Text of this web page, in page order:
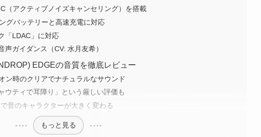
（アクティブノイズキャンセリング）を搭載
グバッテリーと高速充電に対応
「LDAC」に対応
ガイダンス（CV: 水月友希）
EDGEの音質を徹底レビュー
ン時のクリアでナチュラルなサウンド
ウティで耳障り」という厳しい評価も
音のキャラクターが大きく変わる
もっと見る